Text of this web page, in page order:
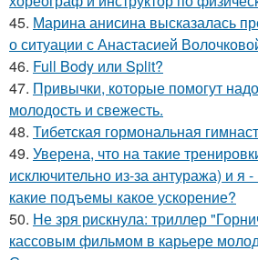
45. Марина анисина высказалась
о ситуации с Анастасией
46. Full Body или Split?
47. Привычки, которые помогут
молодость и свежесть.
48. Тибетская гормональная
49. Уверена, что на такие
исключительно из-за антуража) и я
какие подъемы какое ускорение?
50. Не зря рискнула: триллер
кассовым фильмом в карьере